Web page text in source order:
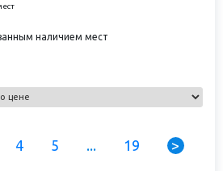
наличием мест
4 5 ... 19 >